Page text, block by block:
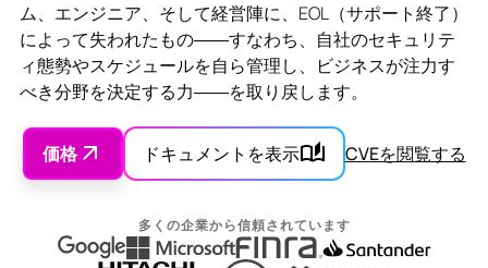
ム、エンジニア、そして経営陣に、EOL（サポート終了）
によって失われたもの――すなわち、自社のセキュリテ
ィ態勢やスケジュールを自ら管理し、ビジネスが注力す
べき分野を決定する力――を取り戻します。
価格 ドキュメントを表示 CVEを閲覧する
多くの企業から信頼されています